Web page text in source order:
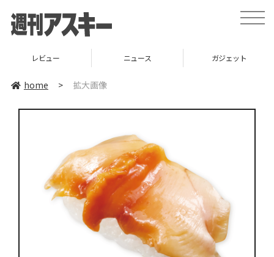
toggle
レビュー ニュース ガジェット
home > 拡大画像